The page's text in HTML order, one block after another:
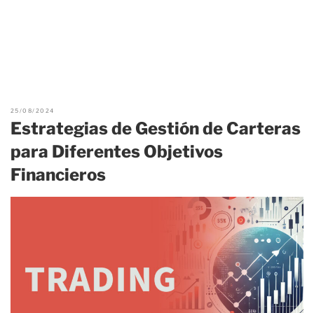
25/08/2024
Estrategias de Gestión de Carteras
para Diferentes Objetivos
Financieros